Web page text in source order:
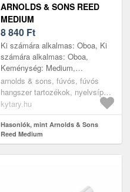
ARNOLDS & SONS REED
MEDIUM
8 840 Ft
Ki számára alkalmas: Oboa, Ki
számára alkalmas: Oboa,
Keménység: Medium,
Darabszám: 1, Gyártás helye:
Kína
arnolds & sons, fúvós, fúvós
hangszer tartozékok, nyelvsípok
és szorítók, oboa és fagott
kytary.hu
Hasonlók, mint Arnolds & Sons
Reed Medium